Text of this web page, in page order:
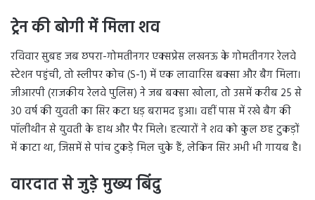
ट्रेन की बोगी में मिला शव
रविवार सुबह जब छपरा-गोमतीनगर एक्सप्रेस लखनऊ के गोमतीनगर रेलवे
स्टेशन पहुंची, तो स्लीपर कोच (S-1) में एक लावारिस बक्सा और बैग मिला।
जीआरपी (राजकीय रेलवे पुलिस) ने जब बक्सा खोला, तो उसमें करीब 25 से
30 वर्ष की युवती का सिर कटा धड़ बरामद हुआ। वहीं पास में रखे बैग की
पॉलीथीन से युवती के हाथ और पैर मिले। हत्यारों ने शव को कुल छह टुकड़ों
में काटा था, जिसमें से पांच टुकड़े मिल चुके हैं, लेकिन सिर अभी भी गायब है।
वारदात से जुड़े मुख्य बिंदु